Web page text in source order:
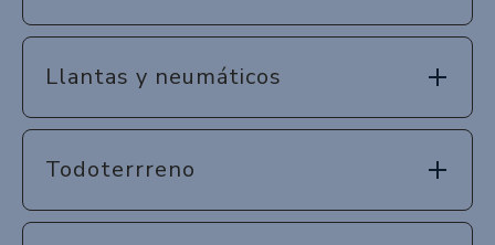
Llantas y neumáticos
Todoterrreno